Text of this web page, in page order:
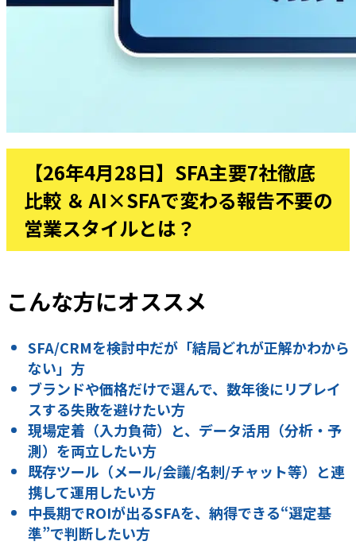
【26年4月28日】SFA主要7社徹底
比較 ＆ AI×SFAで変わる報告不要の
営業スタイルとは？
こんな方にオススメ
SFA/CRMを検討中だが「結局どれが正解かわから
ない」方
ブランドや価格だけで選んで、数年後にリプレイ
スする失敗を避けたい方
現場定着（入力負荷）と、データ活用（分析・予
測）を両立したい方
既存ツール（メール/会議/名刺/チャット等）と連
携して運用したい方
中長期でROIが出るSFAを、納得できる“選定基
準”で判断したい方